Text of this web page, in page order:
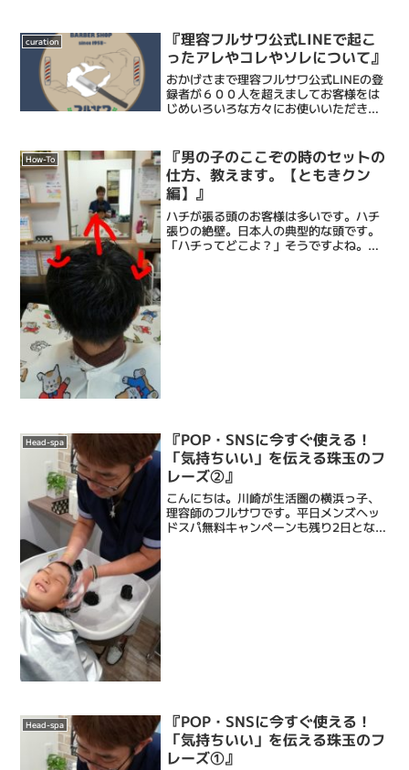
客中に手を止めて電話に出ることが減り
とてもありが...
curation
『理容フルサワ公式LINEで起こ
ったアレやコレやソレについて』
おかげさまで理容フルサワ公式LINEの登
録者が６００人を超えましてお客様をは
じめいろいろな方々にお使いいただきあ
でここでご報告いたします。case 1 ご
予約お名...
How-To
『男の子のここぞの時のセットの
仕方、教えます。【ともきクン
編】』
ハチが張る頭のお客様は多いです。ハチ
張りの絶壁。日本人の典型的な頭です。
「ハチってどこよ？」そうですよね。わ
Head-spa
『POP・SNSに今すぐ使える！
「気持ちいい」を伝える珠玉のフ
レーズ②』
こんにちは。川崎が生活圏の横浜っ子、
理容師のフルサワです。平日メンズヘッ
ドスパ無料キャンペーンも残り2日となり
Head-spa
『POP・SNSに今すぐ使える！
「気持ちいい」を伝える珠玉のフ
レーズ①』